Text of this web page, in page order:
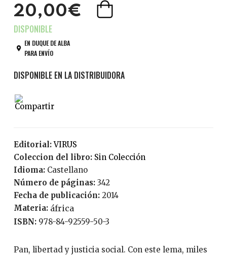
20,00€
EN DUQUE DE ALBA
PARA ENVÍO
Editorial: VIRUS
Coleccion del libro:
Sin Colección
Idioma:
Castellano
Número de páginas:
342
Fecha de publicación:
2014
Materia: áfrica
ISBN: 978-84-92559-50-3
Pan, libertad y justicia social. Con este lema, miles